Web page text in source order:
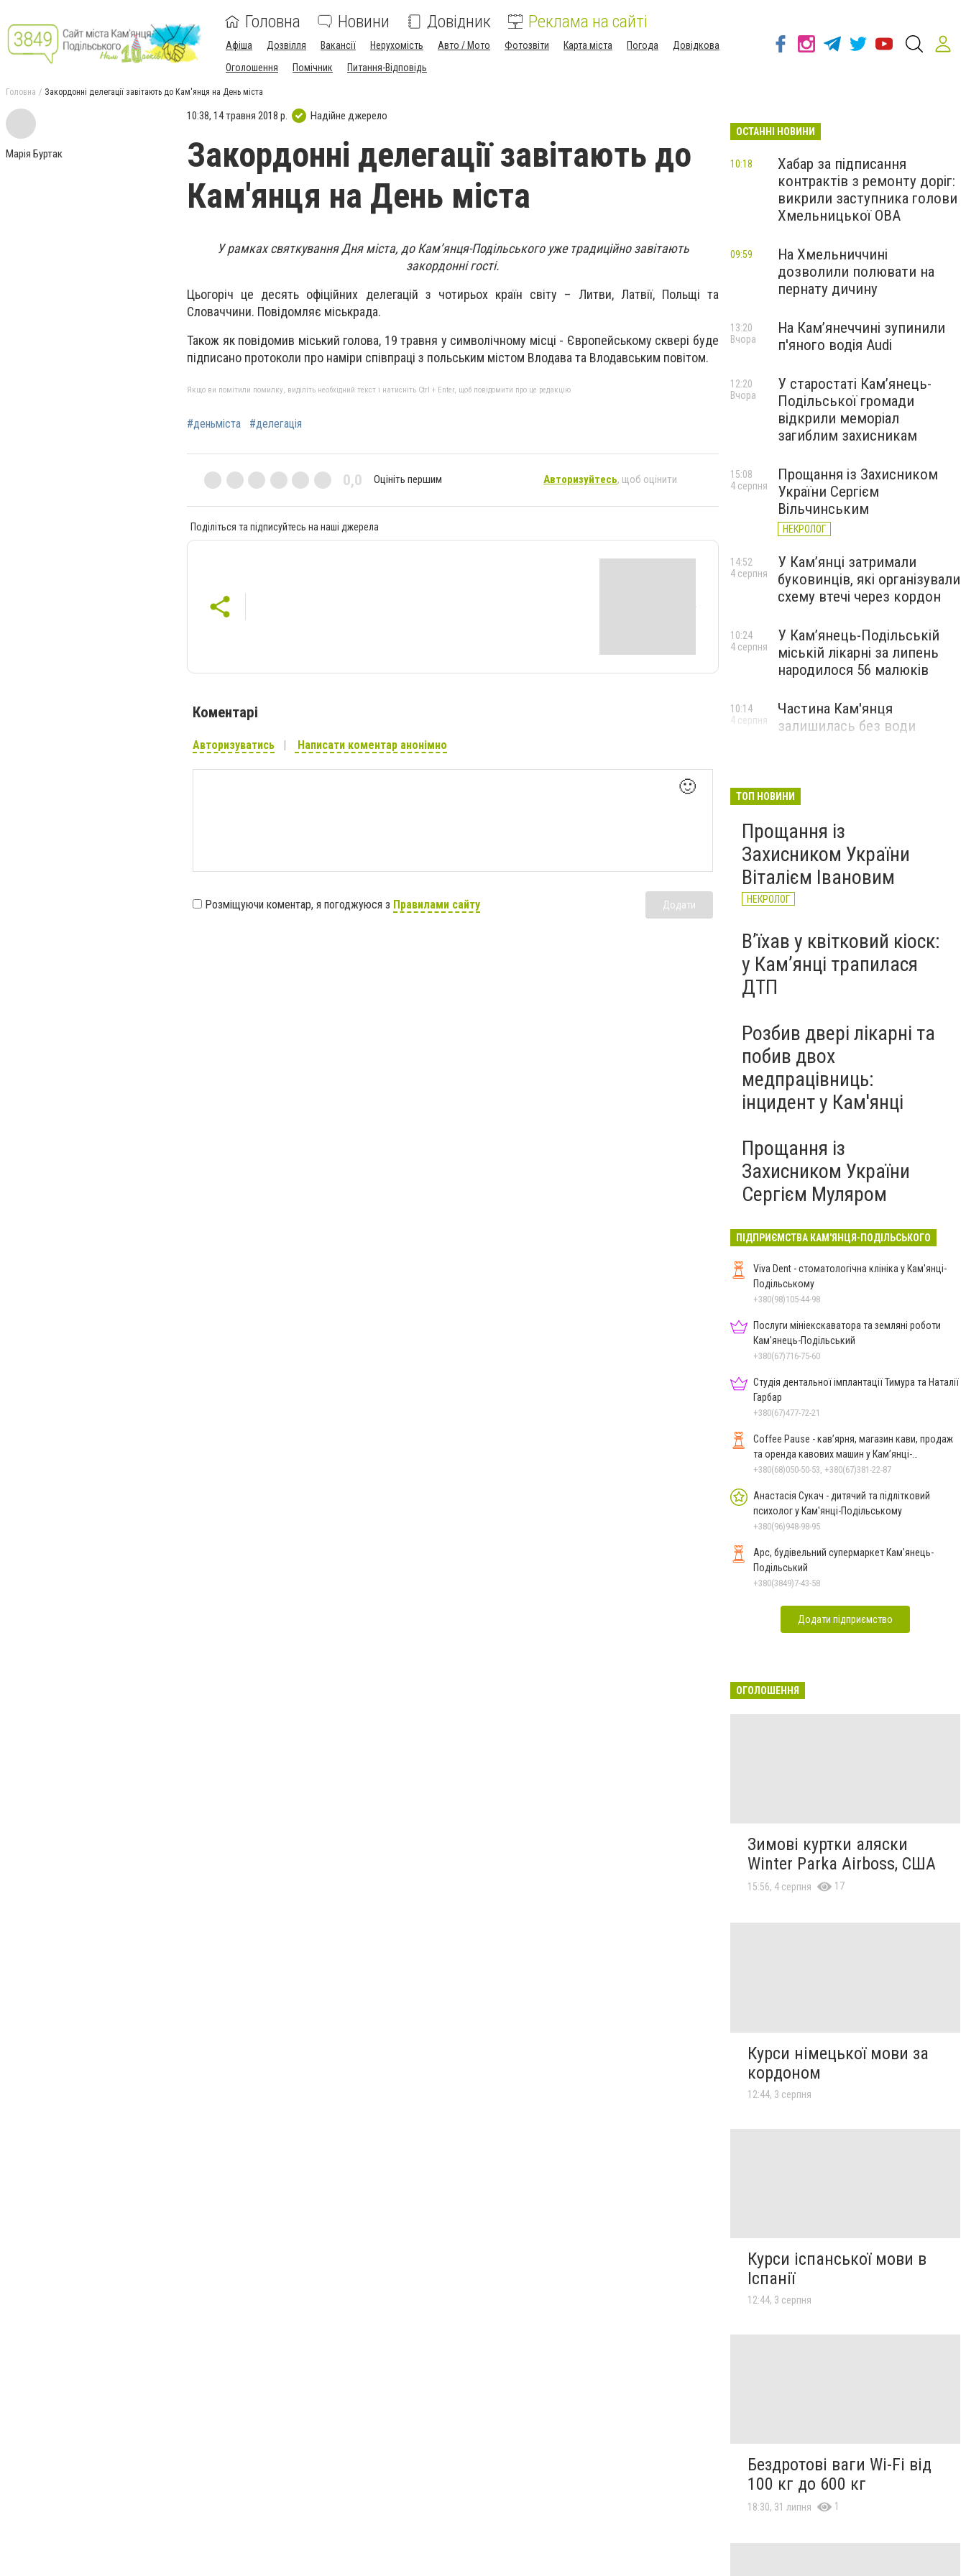
Головна Новини Довідник Реклама на сайті
Афіша Дозвілля Вакансії Нерухомість Авто / Мото Фотозвіти Карта міста Погода
Довідкова
Оголошення
Помічник Питання-Відповідь
Головна Закордонні делегації завітають до Кам'янця на День міста
Марія Буртак
10:38, 14 травня 2018 р. Надійне джерело
Закордонні делегації завітають до
Кам'янця на День міста
У рамках святкування Дня міста, до Кам’янця-Подільського уже традиційно завітають
закордонні гості.
Цьогоріч це десять офіційних делегацій з чотирьох країн світу – Литви, Латвії, Польщі та
Словаччини. Повідомляє міськрада.
Також як повідомив міський голова, 19 травня у символічному місці - Європейському сквері буде
підписано протоколи про наміри співпраці з польським містом Влодава та Влодавським повітом.
Якщо ви помітили помилку, виділіть необхідний текст і натисніть Ctrl + Enter, щоб повідомити про це редакцію
#деньміста #делегація
0,0 Оцініть першим Авторизуйтесь, щоб оцінити
Поділіться та підписуйтесь на наші джерела
Коментарі
Авторизуватись Написати коментар анонімно
🙂
Розміщуючи коментар, я погоджуюся з Правилами сайту Додати
ОСТАННІ НОВИНИ
Хабар за підписання
контрактів з ремонту доріг:
викрили заступника голови
Хмельницької ОВА
10:18
На Хмельниччині
дозволили полювати на
пернату дичину
09:59
На Камʼянеччині зупинили
п'яного водія Audi
13:20
Вчора
У старостаті Кам’янець-
Подільської громади
відкрили меморіал
загиблим захисникам
12:20
Вчора
Прощання із Захисником
України Сергієм
Вільчинським
НЕКРОЛОГ
15:08
4 серпня
У Кам’янці затримали
буковинців, які організували
схему втечі через кордон
14:52
4 серпня
У Кам’янець-Подільській
міській лікарні за липень
народилося 56 малюків
10:24
4 серпня
Частина Кам'янця
залишилась без води
10:14
4 серпня
ТОП НОВИНИ
Прощання із
Захисником України
Віталієм Івановим
НЕКРОЛОГ
Вʼїхав у квітковий кіоск:
у Камʼянці трапилася
ДТП
Розбив двері лікарні та
побив двох
медпрацівниць:
інцидент у Кам'янці
Прощання із
Захисником України
Сергієм Муляром
ПІДПРИЄМСТВА КАМ'ЯНЦЯ-ПОДІЛЬСЬКОГО
Viva Dent - стоматологічна клініка у Кам'янці-
Подільському
+380(98)105-44-98
Послуги мініекскаватора та земляні роботи
Кам'янець-Подільський
+380(67)716-75-60
Студія дентальної імплантації Тимура та Наталії
Гарбар
+380(67)477-72-21
Coffee Pause - кав’ярня, магазин кави, продаж
та оренда кавових машин у Кам’янці-
Подільському
+380(68)050-50-53, +380(67)381-22-87
Анастасія Сукач - дитячий та підлітковий
психолог у Кам'янці-Подільському
+380(96)948-98-95
Арс, будівельний супермаркет Кам'янець-
Подільський
+380(3849)7-43-58
Додати підприємство
ОГОЛОШЕННЯ
Зимові куртки аляски
Winter Parka Airboss, США
15:56, 4 серпня 17
Курси німецької мови за
кордоном
12:44, 3 серпня
Курси іспанської мови в
Іспанії
12:44, 3 серпня
Бездротові ваги Wi-Fi від
100 кг до 600 кг
18:30, 31 липня 1